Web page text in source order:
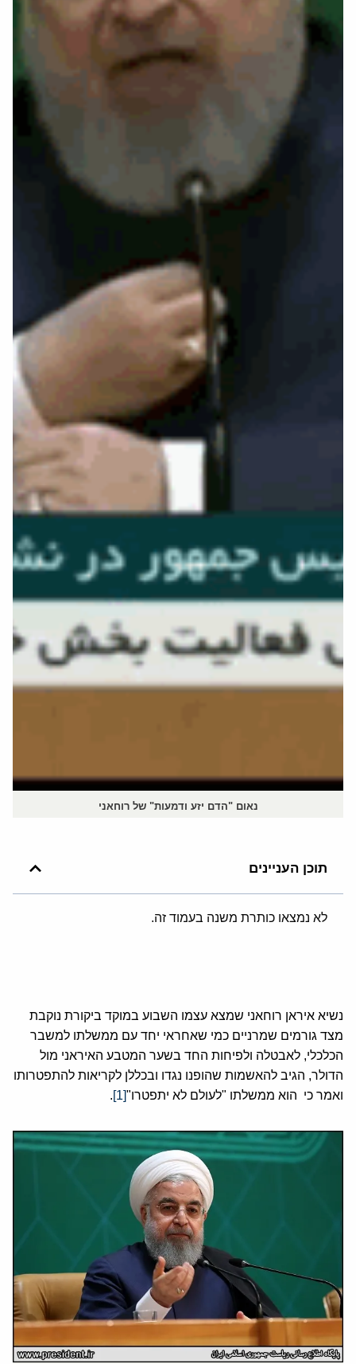
נאום "הדם יזע ודמעות" של רוחאני
תוכן העניינים
לא נמצאו כותרת משנה בעמוד זה.
נשיא איראן רוחאני שמצא עצמו השבוע במוקד ביקורת נוקבת
מצד גורמים שמרניים כמי שאחראי יחד עם ממשלתו למשבר
הכלכלי, לאבטלה ולפיחות החד בשער המטבע האיראני מול
הדולר, הגיב להאשמות שהופנו נגדו ובכללן לקריאות להתפטרותו
ואמר כי הוא ממשלתו "לעולם לא יתפטרו"[1]
.